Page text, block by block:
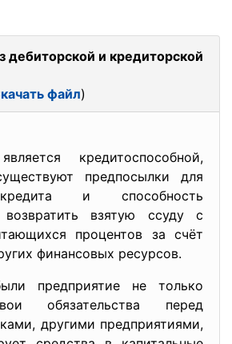
дебиторской и кредиторской
файл)
кредитоспособной,
предпосылки для
и способность
возвратить взятую ссуду с
процентов за счёт
финансовых ресурсов.
предприятие не только
обязательства перед
другими предприятиями,